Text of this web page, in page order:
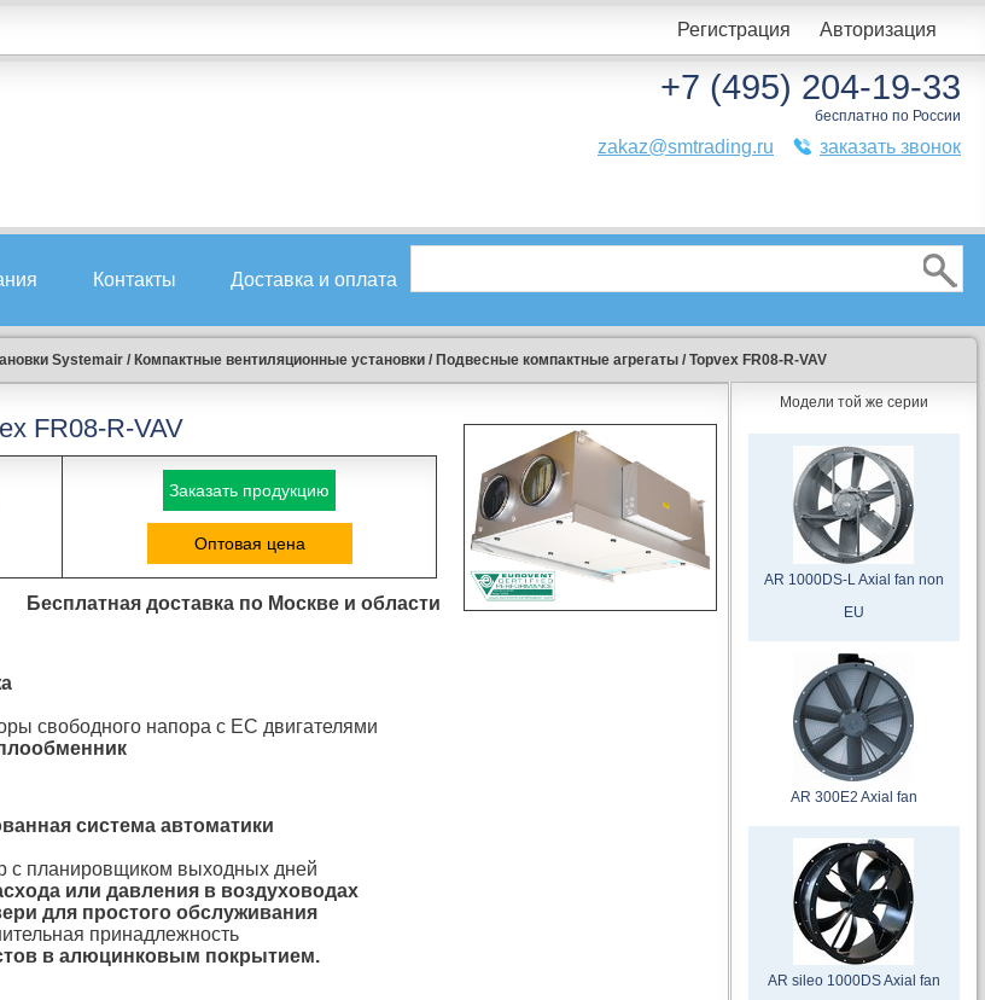
Регистрация Авторизация
+7 (495) 204-19-33
бесплатно по России
zakaz@smtrading.ru заказать звонок
Контакты Доставка и оплата
Systemair / Компактные вентиляционные установки / Подвесные компактные агрегаты / Topvex FR08-R-VAV
FR08-R-VAV
Заказать продукцию
Оптовая цена
Бесплатная доставка по Москве и области
свободного напора с ЕС двигателями
система автоматики
с планировщиком выходных дней
или давления в воздуховодах
для простого обслуживания
принадлежность
в алюцинковым покрытием.
Модели той же серии
AR 1000DS-L Axial fan non
EU
AR 300E2 Axial fan
AR sileo 1000DS Axial fan